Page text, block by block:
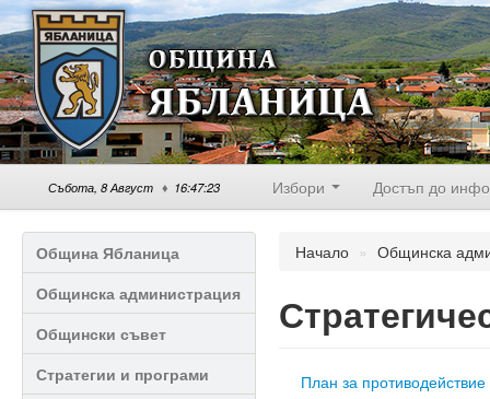
Събота, 8 Август ♦ 16:47:23 Избори Достъп до
Община Ябланица
Общинска администрация
Общински съвет
Стратегии и програми
Начало » Общинска
План за